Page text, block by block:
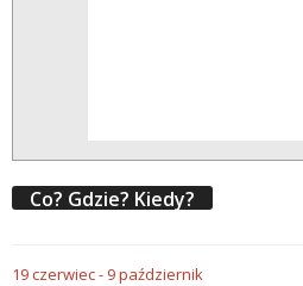
Co? Gdzie? Kiedy?
19czerwiec- 9październik